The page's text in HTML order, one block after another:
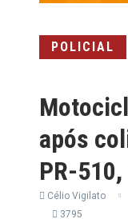
POLICIAL
após
PR-
Célio Vigilato
3795